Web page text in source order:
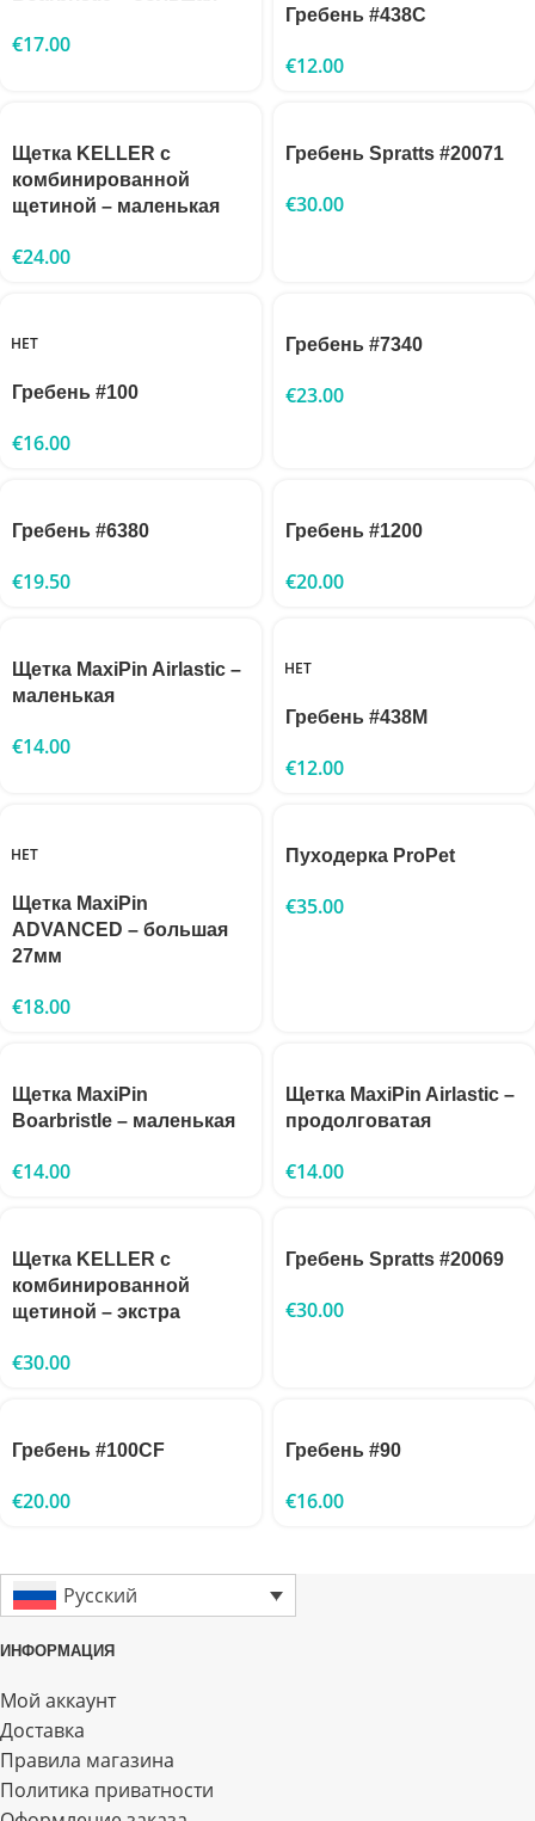
€17.00
Гребень #438C
€12.00
Щетка KELLER с
комбинированной
щетиной – маленькая
€24.00
Гребень Spratts #20071
€30.00
НЕТ
Гребень #100
€16.00
Гребень #7340
€23.00
Гребень #6380
€19.50
Гребень #1200
€20.00
Щетка MaxiPin Airlastic –
маленькая
€14.00
НЕТ
Гребень #438M
€12.00
НЕТ
Щетка MaxiPin
ADVANCED – большая
27мм
€18.00
Пуходерка ProPet
€35.00
Щетка MaxiPin
Boarbristle – маленькая
€14.00
Щетка MaxiPin Airlastic –
продолговатая
€14.00
Щетка KELLER с
комбинированной
щетиной – экстра
€30.00
Гребень Spratts #20069
€30.00
Гребень #100CF
€20.00
Гребень #90
€16.00
Русский
ИНФОРМАЦИЯ
Мой аккаунт
Доставка
Правила магазина
Политика приватности